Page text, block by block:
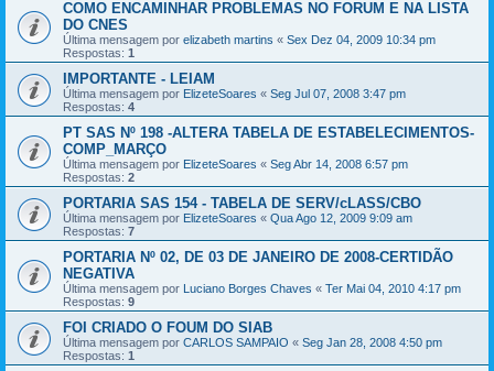
COMO ENCAMINHAR PROBLEMAS NO FORUM E NA LISTA
DO CNES
Última mensagem por elizabeth martins « Sex Dez 04, 2009 10:34 pm
Respostas: 1
IMPORTANTE - LEIAM
Última mensagem por ElizeteSoares « Seg Jul 07, 2008 3:47 pm
Respostas: 4
PT SAS Nº 198 -ALTERA TABELA DE ESTABELECIMENTOS-
COMP_MARÇO
Última mensagem por ElizeteSoares « Seg Abr 14, 2008 6:57 pm
Respostas: 2
PORTARIA SAS 154 - TABELA DE SERV/cLASS/CBO
Última mensagem por ElizeteSoares « Qua Ago 12, 2009 9:09 am
Respostas: 7
PORTARIA Nº 02, DE 03 DE JANEIRO DE 2008-CERTIDÃO
NEGATIVA
Última mensagem por Luciano Borges Chaves « Ter Mai 04, 2010 4:17 pm
Respostas: 9
FOI CRIADO O FOUM DO SIAB
Última mensagem por CARLOS SAMPAIO « Seg Jan 28, 2008 4:50 pm
Respostas: 1